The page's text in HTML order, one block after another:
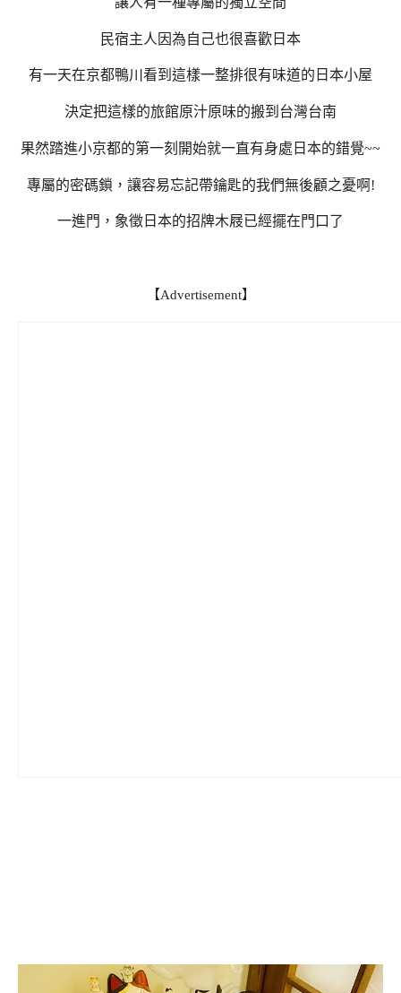
民宿主人因為自己也很喜歡日本
有一天在京都鴨川看到這樣一整排很有味道的日本小屋
決定把這樣的旅館原汁原味的搬到台灣台南
果然踏進小京都的第一刻開始就一直有身處日本的錯覺~~
專屬的密碼鎖，讓容易忘記帶鑰匙的我們無後顧之憂啊!
一進門，象徵日本的招牌木屐已經擺在門口了
【Advertisement】